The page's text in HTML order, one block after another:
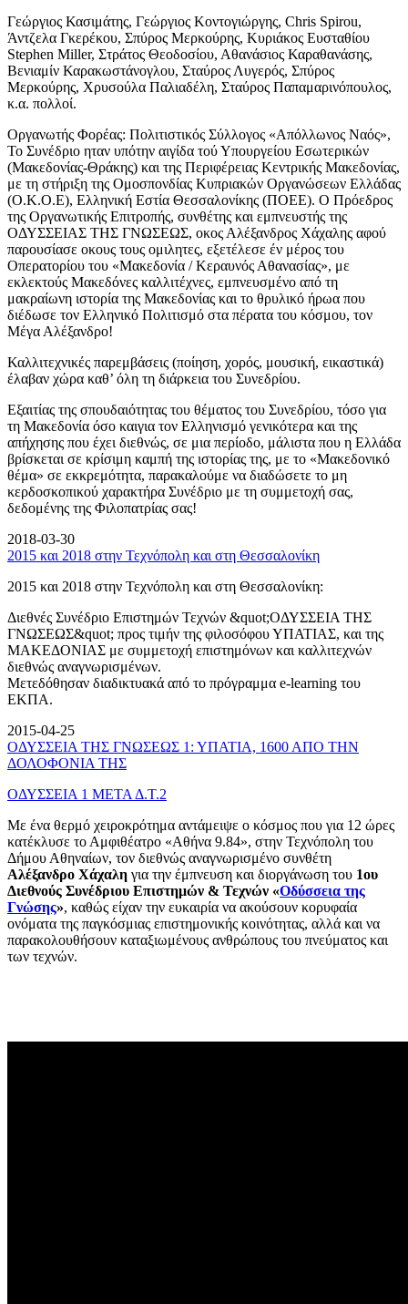
Γεώργιος Κασιμάτης, Γεώργιος Κοντογιώργης, Chris Spirou,
Άντζελα Γκερέκου, Σπύρος Μερκούρης, Κυριάκος Ευσταθίου
Stephen Miller, Στράτος Θεοδοσίου, Αθανάσιος Καραθανάσης,
Βενιαμίν Καρακωστάνογλου, Σταύρος Λυγερός, Σπύρος
Μερκούρης, Χρυσούλα Παλιαδέλη, Σταύρος Παπαμαρινόπουλος,
κ.α. πολλοί.
Οργανωτής Φορέας: Πολιτιστικός Σύλλογος «Απόλλωνος Ναός»,
Το Συνέδριο ηταν υπότην αιγίδα τού Υπουργείου Εσωτερικών
(Μακεδονίας-Θράκης) και της Περιφέρειας Κεντρικής Μακεδονίας,
με τη στήριξη της Ομοσπονδίας Κυπριακών Οργανώσεων Ελλάδας
(Ο.Κ.Ο.Ε), Ελληνική Εστία Θεσσαλονίκης (ΠΟΕΕ). Ο Πρόεδρος
της Οργανωτικής Επιτροπής, συνθέτης και εμπνευστής της
ΟΔΥΣΣΕΙΑΣ ΤΗΣ ΓΝΩΣΕΩΣ, οκος Αλέξανδρος Χάχαλης αφού
παρουσίασε οκους τους ομιλητες, εξετέλεσε έν μέρος του
Οπερατορίου του «Μακεδονία / Κεραυνός Αθανασίας», με
εκλεκτούς Μακεδόνες καλλιτέχνες, εμπνευσμένο από τη
μακραίωνη ιστορία της Μακεδονίας και το θρυλικό ήρωα που
διέδωσε τον Ελληνικό Πολιτισμό στα πέρατα του κόσμου, τον
Μέγα Αλέξανδρο!
Καλλιτεχνικές παρεμβάσεις (ποίηση, χορός, μουσική, εικαστικά)
έλαβαν χώρα καθ’ όλη τη διάρκεια του Συνεδρίου.
Εξαιτίας της σπουδαιότητας του θέματος του Συνεδρίου, τόσο για
τη Μακεδονία όσο καιγια τον Ελληνισμό γενικότερα και της
απήχησης που έχει διεθνώς, σε μια περίοδο, μάλιστα που η Ελλάδα
βρίσκεται σε κρίσιμη καμπή της ιστορίας της, με το «Μακεδονικό
θέμα» σε εκκρεμότητα, παρακαλούμε να διαδώσετε το μη
κερδοσκοπικού χαρακτήρα Συνέδριο με τη συμμετοχή σας,
δεδομένης της Φιλοπατρίας σας!
2018-03-30
2015 και 2018 στην Τεχνόπολη και στη Θεσσαλονίκη
2015 και 2018 στην Τεχνόπολη και στη Θεσσαλονίκη:
Διεθνές Συνέδριο Επιστημών Τεχνών &quot;ΟΔΥΣΣΕΙΑ ΤΗΣ
ΓΝΩΣΕΩΣ&quot; προς τιμήν της φιλοσόφου ΥΠΑΤΙΑΣ, και της
ΜΑΚΕΔΟΝΙΑΣ με συμμετοχή επιστημόνων και καλλιτεχνών
διεθνώς αναγνωρισμένων.
Μετεδόθησαν διαδικτυακά από το πρόγραμμα e-learning του
ΕΚΠΑ.
2015-04-25
ΟΔΥΣΣΕΙΑ ΤΗΣ ΓΝΩΣΕΩΣ 1: ΥΠΑΤΙΑ, 1600 ΑΠΟ ΤΗΝ
ΔΟΛΟΦΟΝΙΑ ΤΗΣ
ΟΔΥΣΣΕΙΑ 1 ΜΕΤΑ Δ.Τ.2
Με ένα θερμό χειροκρότημα αντάμειψε ο κόσμος που για 12 ώρες
κατέκλυσε το Αμφιθέατρο «Αθήνα 9.84», στην Τεχνόπολη του
Δήμου Αθηναίων, τον διεθνώς αναγνωρισμένο συνθέτη
Αλέξανδρο Χάχαλη για την έμπνευση και διοργάνωση του 1ου
Διεθνούς Συνέδριου Επιστημών & Τεχνών «Οδύσσεια της
Γνώσης», καθώς είχαν την ευκαιρία να ακούσουν κορυφαία
ονόματα της παγκόσμιας επιστημονικής κοινότητας, αλλά και να
παρακολουθήσουν καταξιωμένους ανθρώπους του πνεύματος και
των τεχνών.